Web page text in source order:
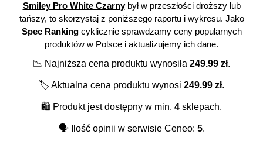
Smiley Pro White Czarnybył w przeszłości droższy lub
tańszy, to skorzystaj z poniższego raportu i wykresu. Jako
Spec Rankingcyklicznie sprawdzamy ceny popularnych
produktów w Polsce i aktualizujemy ich dane.
📉 Najniższa cena produktu wynosiła 249.99 zł.
🏷️ Aktualna cena produktu wynosi 249.99 zł.
🛍️ Produkt jest dostępny w min. 4 sklepach.
🗣️Ilość opinii w serwisie Ceneo: 5.